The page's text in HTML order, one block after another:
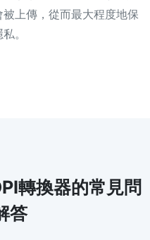
上傳，從而最大程度地保
。
轉換器的常見問
答